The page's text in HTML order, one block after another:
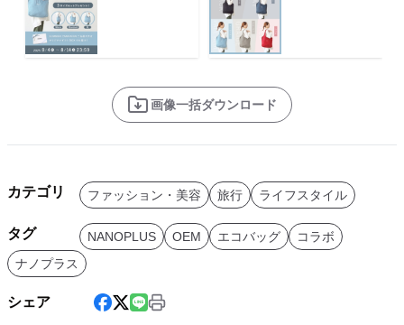
画像一括ダウンロード
カテゴリ ファッション・美容 旅行 ライフスタイル
タグ NANOPLUS OEM エコバッグ
コラボ
ナノプラス
シェア